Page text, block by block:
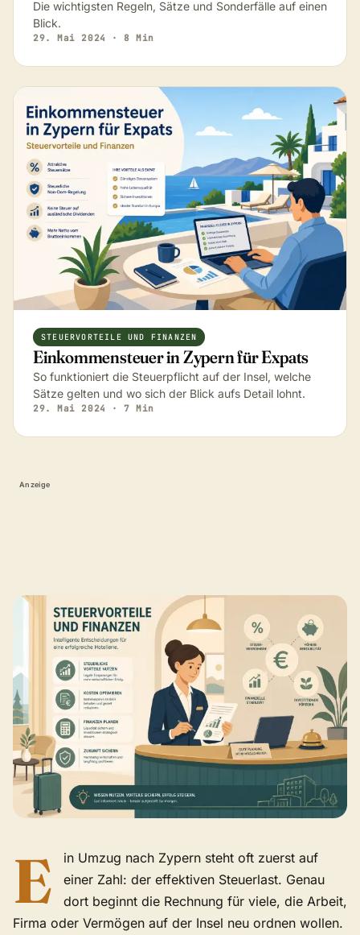
Die wichtigsten Regeln, Sätze und Sonderfälle auf einen
Blick.
29. Mai 2024 · 8 Min
STEUERVORTEILE UND FINANZEN
Einkommensteuer in Zypern für Expats
So funktioniert die Steuerpflicht auf der Insel, welche
Sätze gelten und wo sich der Blick aufs Detail lohnt.
29. Mai 2024 · 7 Min
Anzeige
E
in Umzug nach Zypern steht oft zuerst auf
einer Zahl: der effektiven Steuerlast. Genau
dort beginnt die Rechnung für viele, die Arbeit,
Firma oder Vermögen auf der Insel neu ordnen wollen.